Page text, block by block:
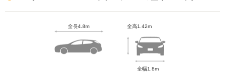
全長4.8m 全高1.42m
全幅1.8m